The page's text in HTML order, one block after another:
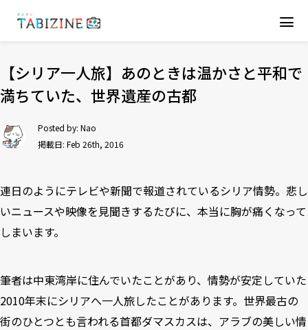
【シリア一人旅】あのときは温かさと平和で
満ちていた、世界遺産の古都
Posted by: Nao
掲載日: Feb 26th, 2016
連日のようにテレビや新聞で報道されているシリア情勢。悲し
いニュースや映像を見聞きするたびに、本当に胸が痛くなって
しまいます。
筆者は中東湾岸に住んでいたことがあり、情勢が安定していた
2010年末にシリアへ一人旅したことがあります。世界最古の
街のひとつとも言われる首都ダマスカスは、アラブの美しい情